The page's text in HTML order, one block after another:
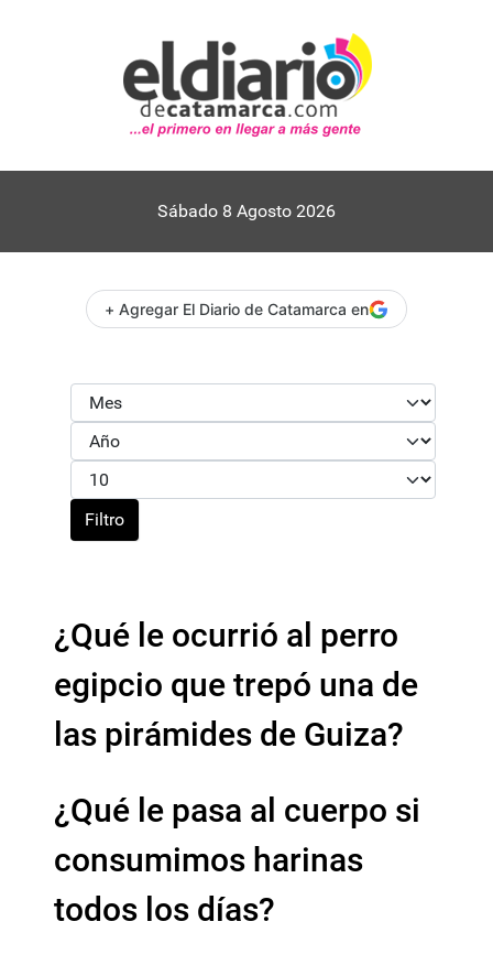
Sábado 8 Agosto 2026
+ Agregar El Diario de Catamarca en
Filtros
Mes
Año
Cantidad
Filtro
¿Qué le ocurrió al perro
egipcio que trepó una de
las pirámides de Guiza?
¿Qué le pasa al cuerpo si
consumimos harinas
todos los días?